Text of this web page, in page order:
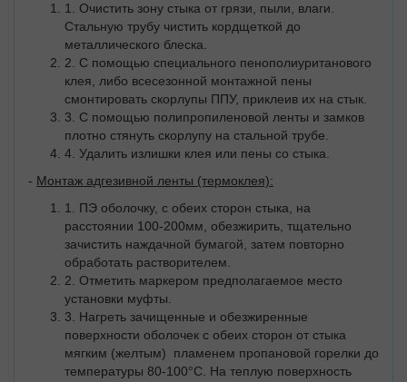
1. Очистить зону стыка от грязи, пыли, влаги.
Стальную трубу чистить кордщеткой до
металлического блеска.
2. С помощью специального пенополиуританового
клея, либо всесезонной монтажной пены
смонтировать скорлупы ППУ, приклеив их на стык.
3. С помощью полипропиленовой ленты и замков
плотно стянуть скорлупу на стальной трубе.
4. Удалить излишки клея или пены со стыка.
- Монтаж адгезивной ленты (термоклея):
1. ПЭ оболочку, с обеих сторон стыка, на
расстоянии 100-200мм, обезжирить, тщательно
зачистить наждачной бумагой, затем повторно
обработать растворителем.
2. Отметить маркером предполагаемое место
установки муфты.
3. Нагреть зачищенные и обезжиренные
поверхности оболочек с обеих сторон от стыка
мягким (желтым) пламенем пропановой горелки до
температуры 80-100°С. На теплую поверхность